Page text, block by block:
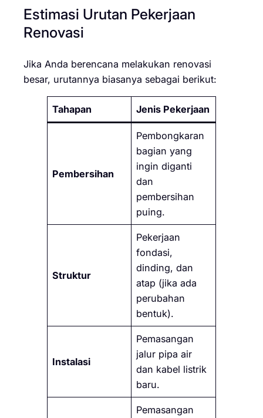
Estimasi Urutan Pekerjaan
Renovasi
Jika Anda berencana melakukan renovasi
besar, urutannya biasanya sebagai berikut:
Tahapan Jenis Pekerjaan
Pembersihan
Pembongkaran
bagian yang
ingin diganti
dan
pembersihan
puing.
Struktur
Pekerjaan
fondasi,
dinding, dan
atap (jika ada
perubahan
bentuk).
Instalasi
Pemasangan
jalur pipa air
dan kabel listrik
baru.
Pemasangan